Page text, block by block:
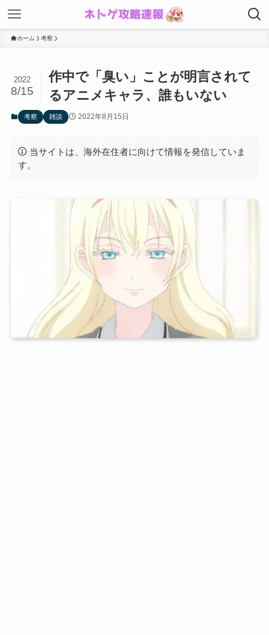
ホーム 考察
作中で「臭い」ことが明言されて
るアニメキャラ、誰もいない
2022
8/15
考察 雑談 2022年8月15日
当サイトは、海外在住者に向けて情報を発信していま
す。